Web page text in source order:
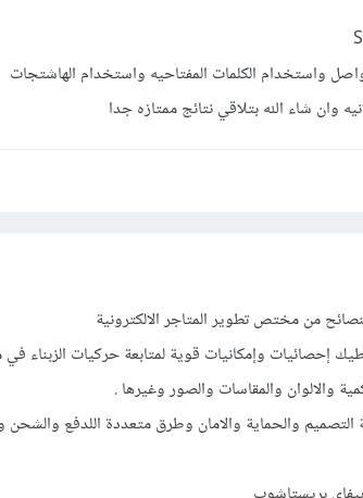
واستخدام الكلمات المفتاحيه واستخدام الهاشتجات
وان شاء الله بتلاقي نتائج ممتازه جدا
من مختص تطوير المتاجر الالكترونية
إحصائيات وإمكانيات قوية لمتابعة حركيات الزبناء
والالوان والمقاسات والصور وغيرها .
والحماية والامان وطرق متعددة اللدفع والشحن